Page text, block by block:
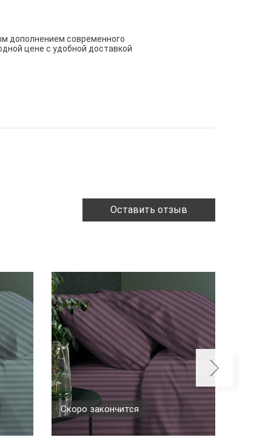
дополнением современного
цене с удобной доставкой
Оставить отзыв
Скоро закончится